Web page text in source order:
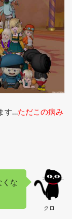
す…ただこの病み
クロ
くな